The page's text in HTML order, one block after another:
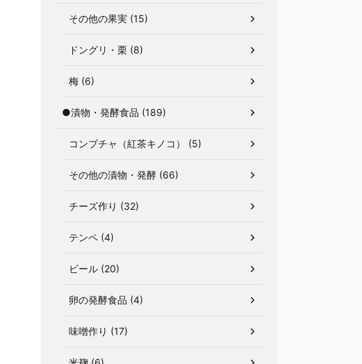
その他の果実 (15)
ドングリ・栗 (8)
梅 (6)
●漬物・発酵食品 (189)
コンブチャ（紅茶キノコ） (5)
その他の漬物・発酵 (66)
チーズ作り (32)
テンペ (4)
ビール (20)
卵の発酵食品 (4)
味噌作り (17)